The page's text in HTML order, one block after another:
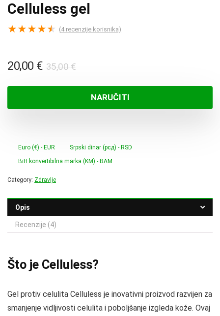
Celluless gel
★★★★★ (4recenzije korisnika)
35,00€Izvorna
bila
je:
20,00 €
Trenutna
20,00 €.
NARUČITI
Euro (€) - EUR
Srpski dinar (рсд) - RSD
BiH konvertibilna marka (KM) - BAM
Category: Zdravlje
Opis
Recenzije (4)
Što je Celluless?
Gel protiv celulita Celluless je inovativni proizvod razvijen za
smanjenje vidljivosti celulita i poboljšanje izgleda kože. Ovaj